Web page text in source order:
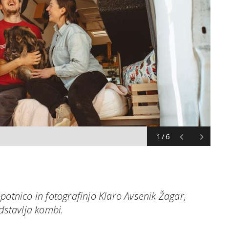
1/6
in fotografinjo Klaro Avsenik Žagar,
kombi.